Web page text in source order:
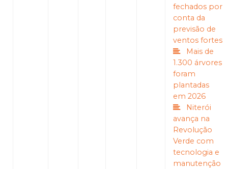
fechados por
conta da
previsão de
ventos fortes
Mais de
1.300 árvores
foram
plantadas
em 2026
Niterói
avança na
Revolução
Verde com
tecnologia e
manutenção